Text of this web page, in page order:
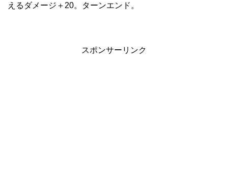
えるダメージ＋20。ターンエンド。
スポンサーリンク